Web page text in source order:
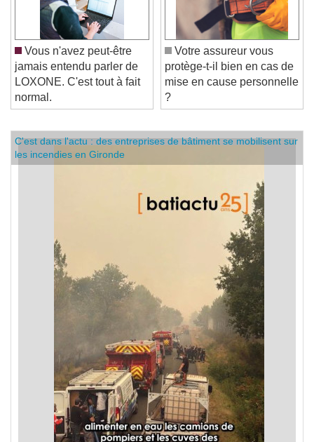
Vous n'avez peut-être
jamais entendu parler de
LOXONE. C'est tout à fait
normal.
Votre assureur vous
protège-t-il bien en cas de
mise en cause personnelle
?
C'est dans l'actu : des entreprises de bâtiment se mobilisent sur
les incendies en Gironde